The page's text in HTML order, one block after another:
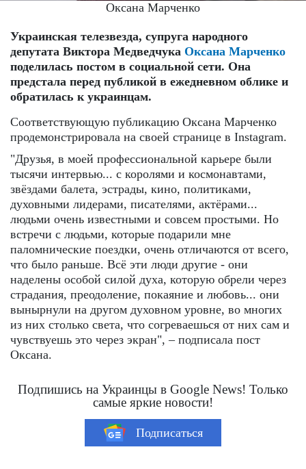
Оксана Марченко
Украинская телезвезда, супруга народного
депутата Виктора Медведчука Оксана Марченко
поделилась постом в социальной сети. Она
предстала перед публикой в ежедневном облике и
обратилась к украинцам.
Соответствующую публикацию Оксана Марченко
продемонстрировала на своей странице в Instagram.
"Друзья, в моей профессиональной карьере были
тысячи интервью... с королями и космонавтами,
звёздами балета, эстрады, кино, политиками,
духовными лидерами, писателями, актёрами...
людьми очень известными и совсем простыми. Но
встречи с людьми, которые подарили мне
паломнические поездки, очень отличаются от всего,
что было раньше. Всё эти люди другие - они
наделены особой силой духа, которую обрели через
страдания, преодоление, покаяние и любовь... они
вынырнули на другом духовном уровне, во многих
из них столько света, что согреваешься от них сам и
чувствуешь это через экран", – подписала пост
Оксана.
Подпишись на Украинцы в Google News! Только
самые яркие новости!
Подписаться